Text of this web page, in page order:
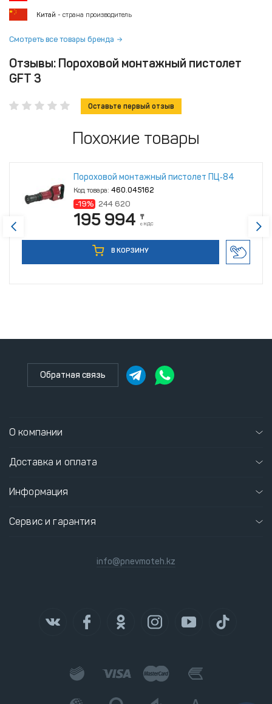
Китай - страна производитель
Смотреть все товары бренда
Отзывы: Пороховой монтажный пистолет
GFT 3
Оставьте первый отзыв
Похожие товары
Пороховой монтажный пистолет ПЦ‑84
Код товара: 460.045162
-19% 244 620
195 994 ₸
с НДС
В КОРЗИНУ
Обратная связь
О компании
Доставка и оплата
Информация
Сервис и гарантия
info@pnevmoteh.kz